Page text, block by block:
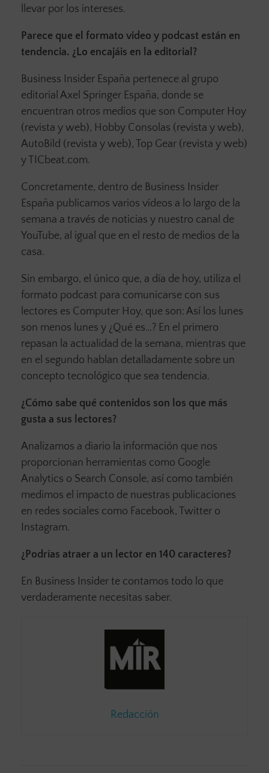
llevar por los intereses.
Parece que el formato video y podcast están en
tendencia. ¿Lo encajáis en la editorial?
Business Insider España pertenece al grupo
editorial Axel Springer España, donde se
encuentran otros medios que son Computer Hoy
(revista y web), Hobby Consolas (revista y web),
AutoBild (revista y web), Top Gear (revista y web)
y TICbeat.com.
Concretamente, dentro de Business Insider
España publicamos varios vídeos a lo largo de la
semana a través de noticias y nuestro canal de
YouTube, al igual que en el resto de medios de la
casa.
Sin embargo, el único que, a día de hoy, utiliza el
formato podcast para comunicarse con sus
lectores es Computer Hoy, que son: Así los lunes
son menos lunes y ¿Qué es…? En el primero
repasan la actualidad de la semana, mientras que
en el segundo hablan detalladamente sobre un
concepto tecnológico que sea tendencia.
¿Cómo sabe qué contenidos son los que más
gusta a sus lectores?
Analizamos a diario la información que nos
proporcionan herramientas como Google
Analytics o Search Console, así como también
medimos el impacto de nuestras publicaciones
en redes sociales como Facebook, Twitter o
Instagram.
¿Podrías atraer a un lector en 140 caracteres?
En Business Insider te contamos todo lo que
verdaderamente necesitas saber.
Redacción